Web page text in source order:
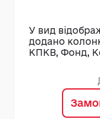
У вид
додано
КПКВ, Фонд,